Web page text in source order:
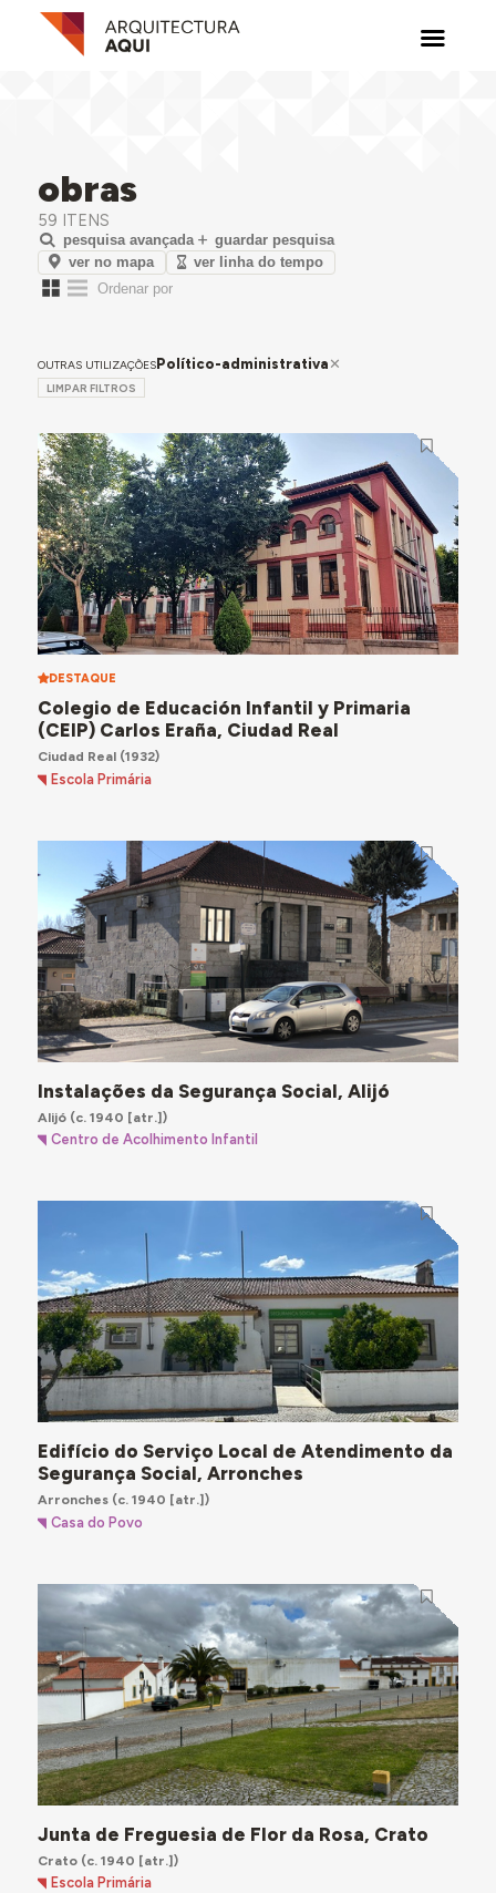
obras
59 ITENS
pesquisa avançada
guardar pesquisa
ver no mapa
ver linha do tempo
OUTRAS UTILIZAÇÕESPolítico-administrativa
LIMPAR FILTROS
DESTAQUE
Colegio de Educación Infantil y Primaria
(CEIP) Carlos Eraña, Ciudad Real
Ciudad Real(1932)
Escola Primária
Instalações da Segurança Social, Alijó
Alijó(c. 1940 [atr.])
Centro de Acolhimento Infantil
Edifício do Serviço Local de Atendimento da
Segurança Social, Arronches
Arronches(c. 1940 [atr.])
Casa do Povo
Junta de Freguesia de Flor da Rosa, Crato
Crato(c. 1940 [atr.])
Escola Primária